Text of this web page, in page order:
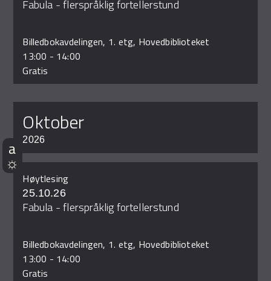
Fabula - flerspråklig fortellerstund
Billedbokavdelingen, 1. etg, Hovedbiblioteket
13:00 - 14:00
Gratis
oktober
2026
Høytlesing
25.10.26
Fabula - flerspråklig fortellerstund
Billedbokavdelingen, 1. etg, Hovedbiblioteket
13:00 - 14:00
Gratis